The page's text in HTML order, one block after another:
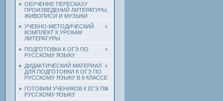
ОБУЧЕНИЕ ПЕРЕСКАЗУ
ПРОИЗВЕДЕНИЙ ЛИТЕРАТУРЫ,
ЖИВОПИСИ И МУЗЫКИ
УЧЕБНО-МЕТОДИЧЕСКИЙ
КОМПЛЕКТ К УРОКАМ
ЛИТЕРАТУРЫ
ПОДГОТОВКА К ОГЭ ПО
РУССКОМУ ЯЗЫКУ
ДИДАКТИЧЕСКИЙ МАТЕРИАЛ
ДЛЯ ПОДГОТОВКИ К ОГЭ ПО
РУССКОМУ ЯЗЫКУ В 9 КЛАССЕ
ГОТОВИМ УЧЕНИКОВ К ЕГЭ ПО
РУССКОМУ ЯЗЫКУ